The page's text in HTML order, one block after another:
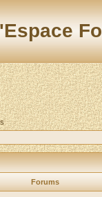
Forums